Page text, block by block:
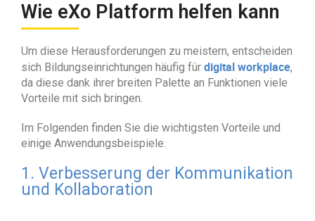
Wie eXo Platform helfen kann
Um diese Herausforderungen zu meistern, entscheiden
sich Bildungseinrichtungen häufig für digital workplace,
da diese dank ihrer breiten Palette an Funktionen viele
Vorteile mit sich bringen.
Im Folgenden finden Sie die wichtigsten Vorteile und
einige Anwendungsbeispiele.
1. Verbesserung der Kommunikation
und Kollaboration